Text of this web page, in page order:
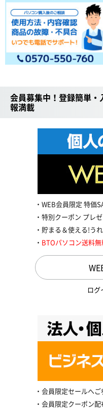
会員募集中！登録簡単
報満載
WEB会員限定 特価
特別クーポン プレゼ
貯まる＆使える!う
BTOパソコン送料
ログ
会員限定セールへ
会員限定クーポン配